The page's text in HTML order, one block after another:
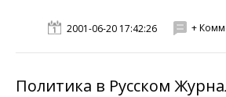
2001-06-20 17:42:26 +
Политика в Русском